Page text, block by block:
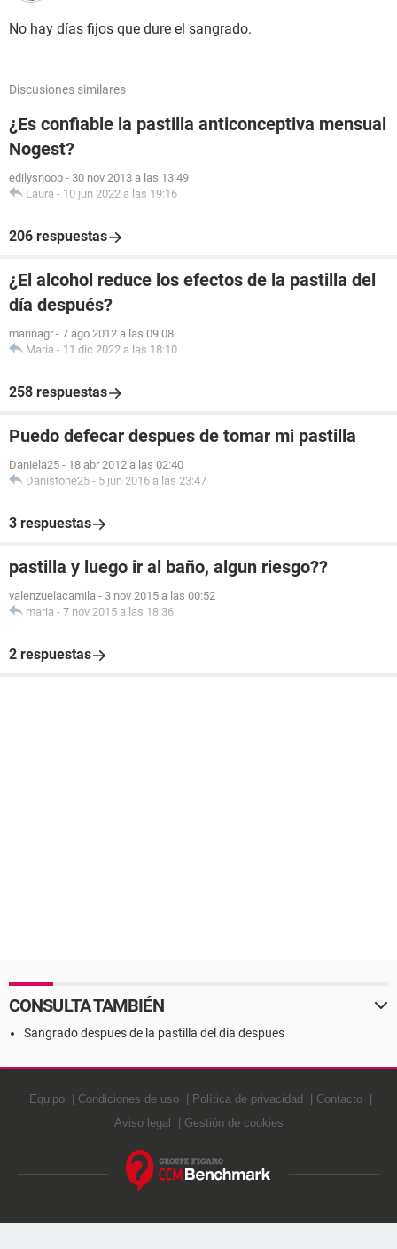
No hay días fijos que dure el sangrado.
Discusiones similares
¿Es confiable la pastilla anticonceptiva mensual
Nogest?
edilysnoop - 30 nov 2013 a las 13:49
Laura - 10 jun 2022 a las 19:16
206 respuestas
¿El alcohol reduce los efectos de la pastilla del
día después?
marinagr - 7 ago 2012 a las 09:08
Maria - 11 dic 2022 a las 18:10
258 respuestas
Puedo defecar despues de tomar mi pastilla
Daniela25 - 18 abr 2012 a las 02:40
Danistone25 - 5 jun 2016 a las 23:47
3 respuestas
pastilla y luego ir al baño, algun riesgo??
valenzuelacamila - 3 nov 2015 a las 00:52
maria - 7 nov 2015 a las 18:36
2 respuestas
CONSULTA TAMBIÉN
Sangrado despues de la pastilla del dia despues
Equipo Condiciones de uso Política de privacidad
Contacto
Aviso legal
Gestión de cookies